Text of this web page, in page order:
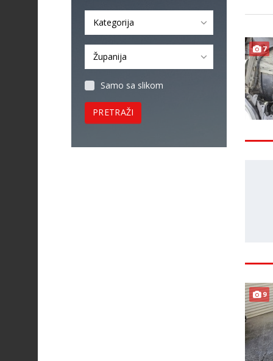
Kategorija
Županija
Samo sa slikom
PRETRAŽI
7
9